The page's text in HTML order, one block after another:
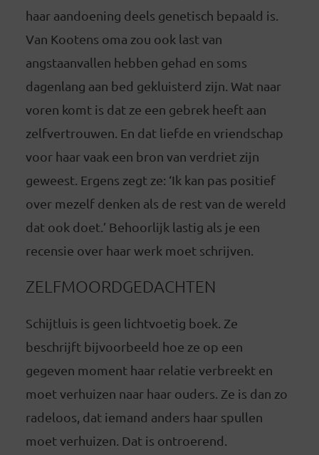
haar aandoening deels genetisch bepaald is.
Van Kootens oma zou ook last van
angstaanvallen hebben gehad en soms
dagenlang aan bed gekluisterd zijn. Wat naar
voren komt is dat ze een gebrek heeft aan
zelfvertrouwen. En dat liefde en vriendschap
voor haar vaak een bron van verdriet zijn
geweest. Ergens zegt ze: ‘Ik kan pas positief
over mezelf denken als de rest van de wereld
dat ook doet.’ Behoorlijk lastig als je een
recensie over haar werk moet schrijven.
ZELFMOORDGEDACHTEN
Schijtluis is geen lichtvoetig boek. Ze
beschrijft bijvoorbeeld hoe ze op een
gegeven moment haar relatie verbreekt en
moet verhuizen naar haar ouders. Ze is dan zo
radeloos, dat iemand anders haar spullen
moet verhuizen. Dat is ontroerend.